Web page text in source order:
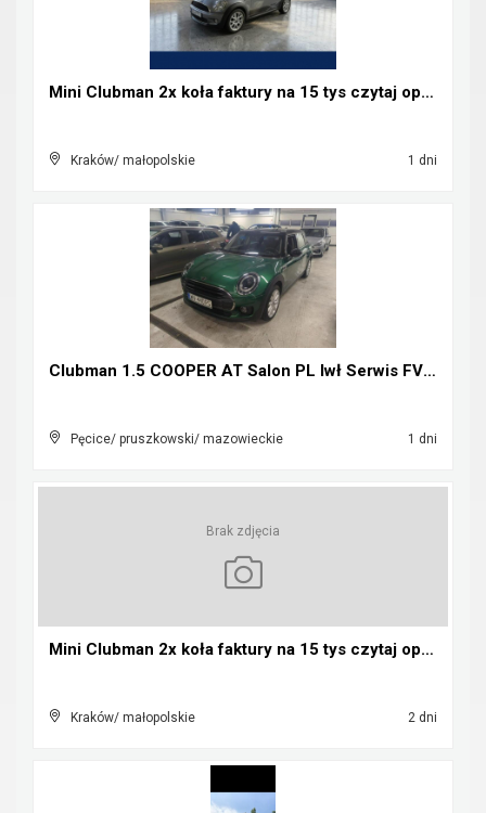
Mini Clubman 2x koła faktury na 15 tys czytaj opis...
Kraków/ małopolskie 1 dni
Clubman 1.5 COOPER AT Salon PL Iwł Serwis FV23%
Pęcice/ pruszkowski/ mazowieckie 1 dni
Brak zdjęcia
Mini Clubman 2x koła faktury na 15 tys czytaj opis...
Kraków/ małopolskie 2 dni